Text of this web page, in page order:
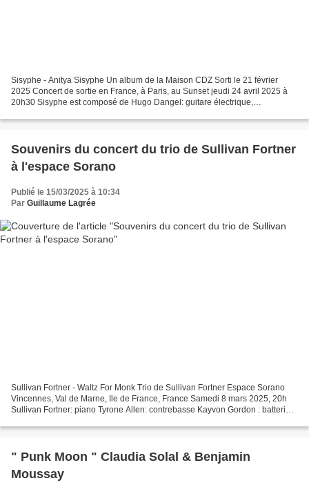
Sisyphe - Anitya Sisyphe Un album de la Maison CDZ Sorti le 21 février
2025 Concert de sortie en France, à Paris, au Sunset jeudi 24 avril 2025 à
20h30 Sisyphe est composé de Hugo Dangel: guitare électrique,
Souvenirs du concert du trio de Sullivan Fortner
à l'espace Sorano
Publié le 15/03/2025 à 10:34
Par Guillaume Lagrée
Sullivan Fortner - Waltz For Monk Trio de Sullivan Fortner Espace Sorano
Vincennes, Val de Marne, Ile de France, France Samedi 8 mars 2025, 20h
Sullivan Fortner: piano Tyrone Allen: contrebasse Kayvon Gordon : batterie
" Punk Moon " Claudia Solal & Benjamin
Moussay